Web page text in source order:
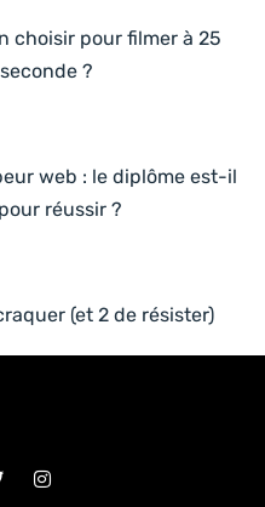
choisir pour filmer à 25
?
web : le diplôme est-il
réussir ?
(et 2 de résister)